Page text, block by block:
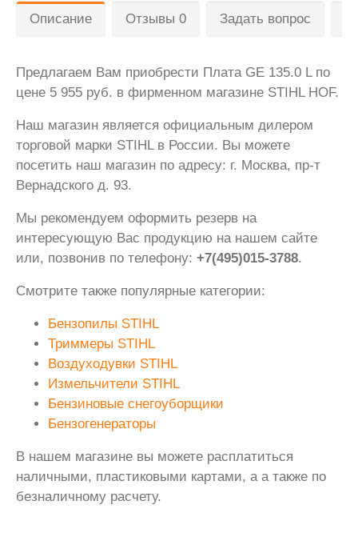
Описание Отзывы 0 Задать вопрос
Предлагаем Вам приобрести Плата GE 135.0 L по
цене 5 955 руб. в фирменном магазине STIHL HOF.
Наш магазин является официальным дилером
торговой марки STIHL в России. Вы можете
посетить наш магазин по адресу: г. Москва, пр-т
Вернадского д. 93.
Мы рекомендуем оформить резерв на
интересующую Вас продукцию на нашем сайте
или, позвонив по телефону: +7(495)015-3788.
Смотрите также популярные категории:
Бензопилы STIHL
Триммеры STIHL
Воздуходувки STIHL
Измельчители STIHL
Бензиновые снегоуборщики
Бензогенераторы
В нашем магазине вы можете расплатиться
наличными, пластиковыми картами, а а также по
безналичному расчету.